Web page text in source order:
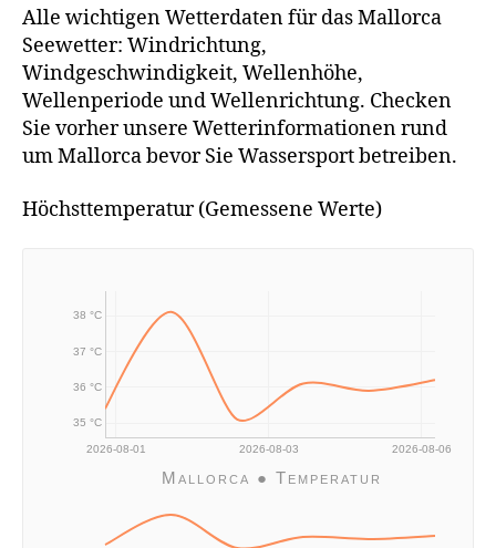
Alle wichtigen Wetterdaten für das Mallorca
Seewetter: Windrichtung,
Windgeschwindigkeit, Wellenhöhe,
Wellenperiode und Wellenrichtung. Checken
Sie vorher unsere Wetterinformationen rund
um Mallorca bevor Sie Wassersport betreiben.
Höchsttemperatur (Gemessene Werte)
2026-08-01 2026-08-03 2026-08-06
Mallorca ● Temperatur
35 °C
36 °C
37 °C
38 °C